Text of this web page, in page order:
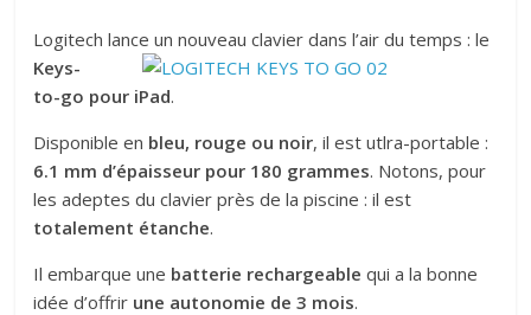
Logitech lance un nouveau clavier dans l’air du temps : le
Keys-
to-go pour iPad.
Disponible en bleu, rouge ou noir, il est utlra-portable :
6.1 mm d’épaisseur pour 180 grammes. Notons, pour
les adeptes du clavier près de la piscine : il est
totalement étanche.
Il embarque une batterie rechargeable qui a la bonne
idée d’offrir une autonomie de 3 mois.